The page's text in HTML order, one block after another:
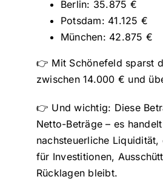
Berlin: 35.875 €
Potsdam: 41.125 €
München: 42.875 €
👉 Mit Schönefeld sparst
zwischen 14.000 € und
👉 Und wichtig: Diese
Netto-Beträge – es
nachsteuerliche
für Investitionen,
Rücklagen bleibt.